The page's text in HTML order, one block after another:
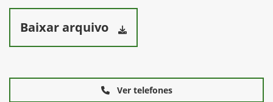
Baixar arquivo
Ver telefones